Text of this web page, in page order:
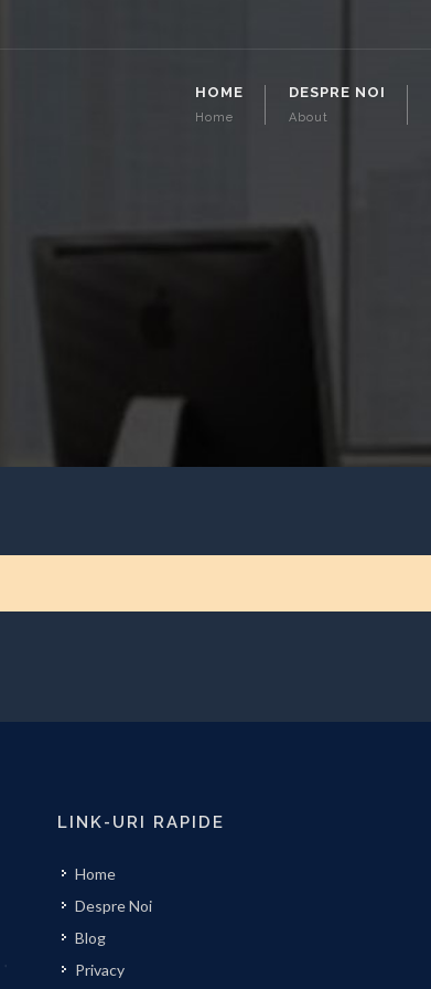
HOME
Home
DESPRE NOI
About
LINK-URI RAPIDE
Home
Despre Noi
Blog
Privacy